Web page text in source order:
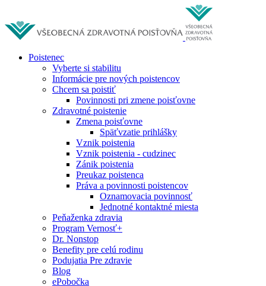
Poistenec
Vyberte si stabilitu
Informácie pre nových poistencov
Chcem sa poistiť
Povinnosti pri zmene poisťovne
Zdravotné poistenie
Zmena poisťovne
Späťvzatie prihlášky
Vznik poistenia
Vznik poistenia - cudzinec
Zánik poistenia
Preukaz poistenca
Práva a povinnosti poistencov
Oznamovacia povinnosť
Jednotné kontaktné miesta
Peňaženka zdravia
Program Vernosť+
Dr. Nonstop
Benefity pre celú rodinu
Podujatia Pre zdravie
Blog
ePobočka